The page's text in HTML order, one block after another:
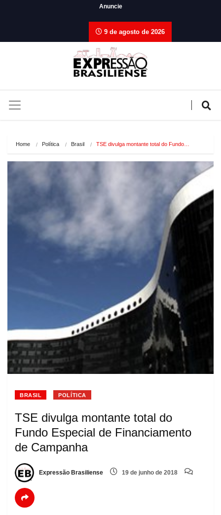
Anuncie
9 de agosto de 2026
Home Política Brasil TSE divulga montante total do Fundo…
BRASIL POLÍTICA
TSE divulga montante total do
Fundo Especial de Financiamento
de Campanha
Expressão Brasiliense 19 de junho de 2018